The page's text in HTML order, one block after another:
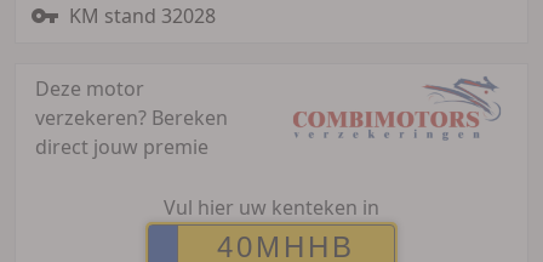
KM stand 32028
Deze motor
verzekeren? Bereken
direct jouw premie
Vul hier uw kenteken in